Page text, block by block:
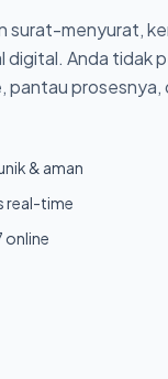
surat-menyurat,
digital. Anda tidak
pantau prosesnya,
& aman
real-time
online